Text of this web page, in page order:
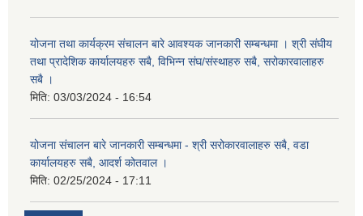
योजना तथा कार्यक्रम संचालन बारे आवश्यक जानकारी सम्बन्धमा । श्री संघीय
तथा प्रादेशिक कार्यालयहरु सबै, विभिन्‍न संघ/संस्थाहरु सबै, सरोकारवालाहरु
सबै ।
मिति: 03/03/2024 - 16:54
योजना संचालन बारे जानकारी सम्बन्धमा - श्री सरोकारवालाहरु सबै, वडा
कार्यालयहरु सबै, आदर्श कोतवाल ।
मिति: 02/25/2024 - 17:11